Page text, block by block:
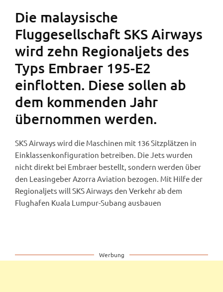
Die malaysische
Fluggesellschaft SKS Airways
wird zehn Regionaljets des
Typs Embraer 195-E2
einflotten. Diese sollen ab
dem kommenden Jahr
übernommen werden.
SKS Airways wird die Maschinen mit 136 Sitzplätzen in
Einklassenkonfiguration betreiben. Die Jets wurden
nicht direkt bei Embraer bestellt, sondern werden über
den Leasingeber Azorra Aviation bezogen. Mit Hilfe der
Regionaljets will SKS Airways den Verkehr ab dem
Flughafen Kuala Lumpur-Subang ausbauen
Werbung